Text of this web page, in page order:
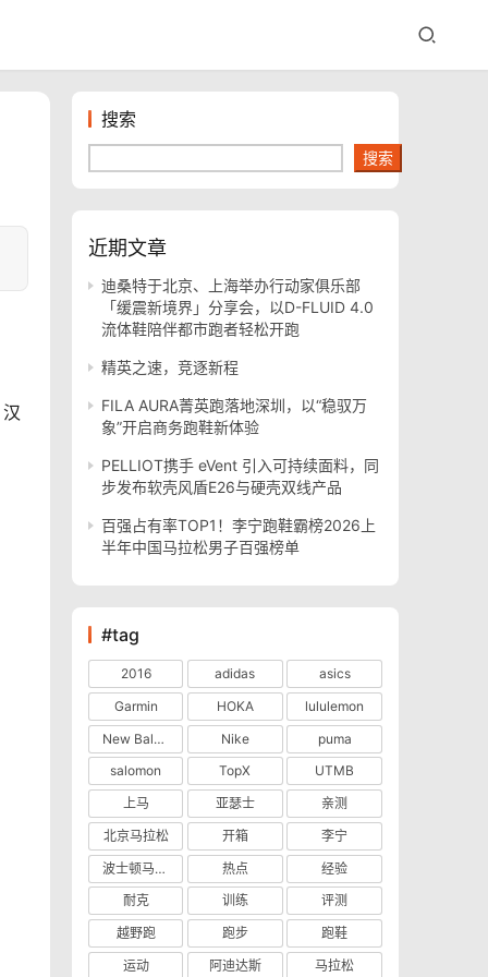
搜索
搜索
近期文章
迪桑特于北京、上海举办行动家俱乐部
「缓震新境界」分享会，以D-FLUID 4.0
流体鞋陪伴都市跑者轻松开跑
精英之速，竞逐新程
FILA AURA菁英跑落地深圳，以“稳驭万
象”开启商务跑鞋新体验
PELLIOT携手 eVent 引入可持续面料，同
步发布软壳风盾E26与硬壳双线产品
百强占有率TOP1！李宁跑鞋霸榜2026上
半年中国马拉松男子百强榜单
#tag
2016 adidas
asics
Garmin
HOKA
lululemon
New Balance
Nike
puma
salomon
TopX
UTMB
上马
亚瑟士
亲测
北京马拉松
开箱
李宁
波士顿马拉松
热点
经验
耐克
训练
评测
越野跑
跑步
跑鞋
运动
阿迪达斯 马拉松